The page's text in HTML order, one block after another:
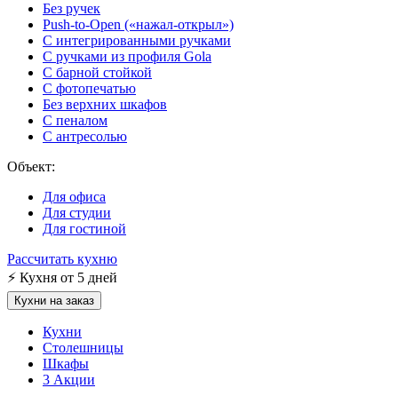
Без ручек
Push-to-Open («нажал-открыл»)
С интегрированными ручками
С ручками из профиля Gola
С барной стойкой
С фотопечатью
Без верхних шкафов
С пеналом
С антресолью
Объект:
Для офиса
Для студии
Для гостиной
Рассчитать кухню
⚡ Кухня от 5 дней
Кухни на заказ
Кухни
Столешницы
Шкафы
3 Акции